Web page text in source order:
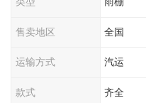
售卖地区 全国
运输方式 汽运
款式 齐全